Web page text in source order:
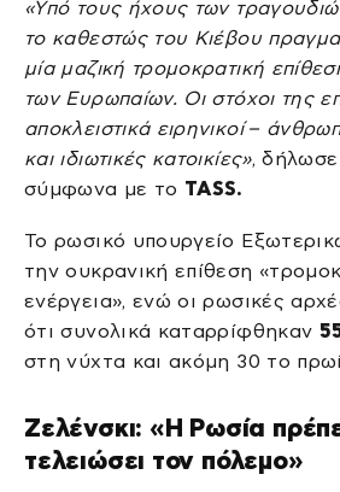
«Υπό τους ήχους των
το καθεστώς του Κιέβου
μία μαζική τρομοκρατική
των Ευρωπαίων. Οι στόχοι της
αποκλειστικά ειρηνικοί –
και ιδιωτικές κατοικίες»,
σύμφωνα με το TASS.
Το ρωσικό υπουργείο
την ουκρανική επίθεση
ενέργεια», ενώ οι ρωσικές
ότι συνολικά καταρρίφθηκαν
στη νύχτα και ακόμη 30 το
Ζελένσκι: «Η Ρωσία
τελειώσει τον πόλεμο»